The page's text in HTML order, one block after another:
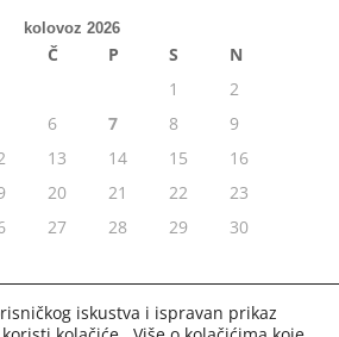
kolovoz 2026
Č P S
N
1
2
6 7 8
9
13 14 15
16
20 21 22
23
27 28 29
30
iskustva i ispravan prikaz